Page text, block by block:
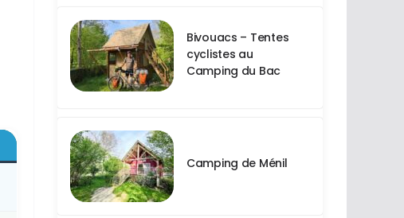
Bivouacs – Tentes
cyclistes au
Camping du Bac
Camping de Ménil